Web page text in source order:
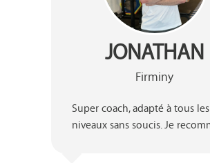
JONATHAN
Firminy
Super coach, adapté à tous les